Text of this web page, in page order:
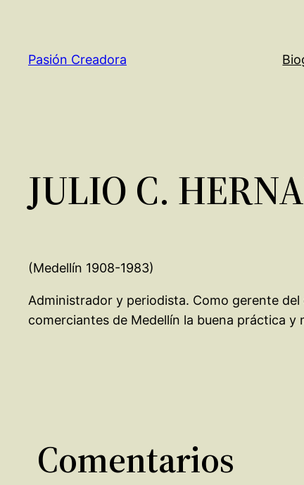
contenido
Pasión Creadora
JULIO C.
(Medellín 1908-1983)
Administrador y periodista. Como gerente del
comerciantes de Medellín la buena práctica y
Comentarios